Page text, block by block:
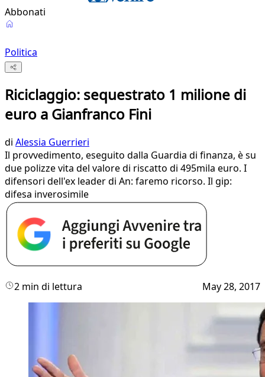
Abbonati
Politica
Riciclaggio: sequestrato 1 milione di
euro a Gianfranco Fini
di Alessia Guerrieri
Il provvedimento, eseguito dalla Guardia di finanza, è su
due polizze vita del valore di riscatto di 495mila euro. I
difensori dell'ex leader di An: faremo ricorso. Il gip:
difesa inverosimile
2 min di lettura May 28, 2017